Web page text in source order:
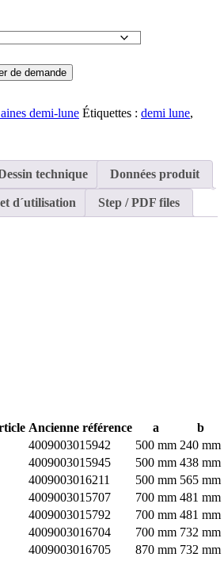
de demande
demi-lune Étiquettes : demi lune,
technique Données produit
d´utilisation Step / PDF files
Ancienne référence a
b
4009003015942 500 mm 240 mm
4009003015945 500 mm 438 mm
4009003016211 500 mm 565 mm
4009003015707 700 mm 481 mm
4009003015792 700 mm 481 mm
4009003016704 700 mm 732 mm
4009003016705 870 mm 732 mm